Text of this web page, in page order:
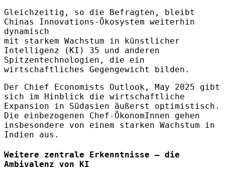
Gleichzeitig, so die Befragten, bleibt
Chinas Innovations-Ökosystem weiterhin
dynamisch
mit starkem Wachstum in künstlicher
Intelligenz (KI) 35 und anderen
Spitzentechnologien, die ein
wirtschaftliches Gegengewicht bilden.
Der Chief Economists Outlook, May 2025 gibt
sich im Hinblick die wirtschaftliche
Expansion in Südasien äußerst optimistisch.
Die einbezogenen Chef-ÖkonomInnen gehen
insbesondere von einem starken Wachstum in
Indien aus.
Weitere zentrale Erkenntnisse – die
Ambivalenz von KI